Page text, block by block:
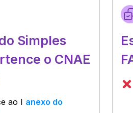
Simples
o CNAE
ao I anexo do